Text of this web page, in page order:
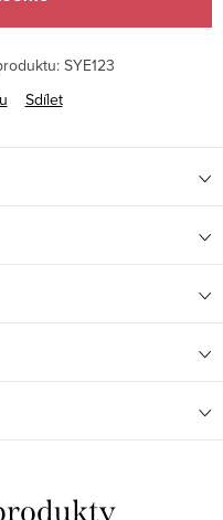
SYE123
Sdílet